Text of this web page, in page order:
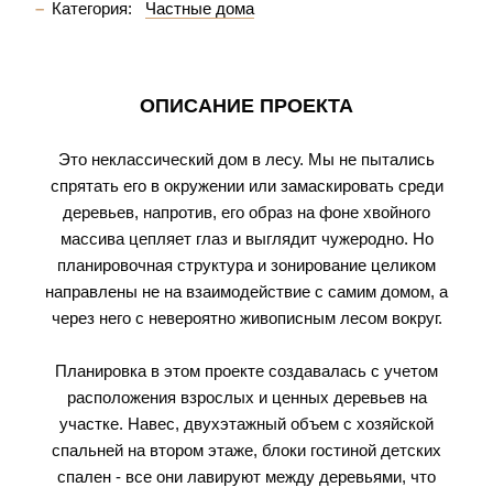
Категория:
Частные дома
ОПИСАНИЕ ПРОЕКТА
Это неклассический дом в лесу. Мы не пытались
спрятать его в окружении или замаскировать среди
деревьев, напротив, его образ на фоне хвойного
массива цепляет глаз и выглядит чужеродно. Но
планировочная структура и зонирование целиком
направлены не на взаимодействие с самим домом, а
через него с невероятно живописным лесом вокруг.
Планировка в этом проекте создавалась с учетом
расположения взрослых и ценных деревьев на
участке. Навес, двухэтажный объем с хозяйской
спальней на втором этаже, блоки гостиной детских
спален - все они лавируют между деревьями, что